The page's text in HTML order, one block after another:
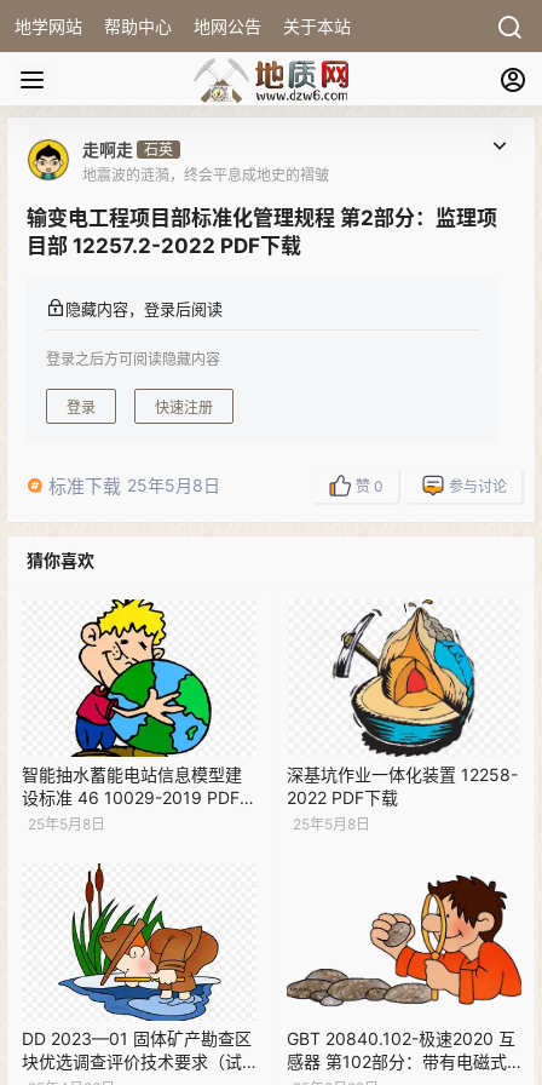
地学网站 帮助中心 地网公告 关于本站
走啊走 石英
地震波的涟漪，终会平息成地史的褶皱
输变电工程项目部标准化管理规程 第2部分：监理项
目部 12257.2-2022 PDF下载
隐藏内容，登录后阅读
登录之后方可阅读隐藏内容
登录 快速注册
标准下载 25年5月8日 赞 0 参与讨论
猜你喜欢
智能抽水蓄能电站信息模型建
设标准 46 10029-2019 PDF下
载
25年5月8日
深基坑作业一体化装置 12258-
2022 PDF下载
25年5月8日
DD 2023—01 固体矿产勘查区
块优选调查评价技术要求（试
GBT 20840.102-极速2020 互
感器 第102部分：带有电磁式